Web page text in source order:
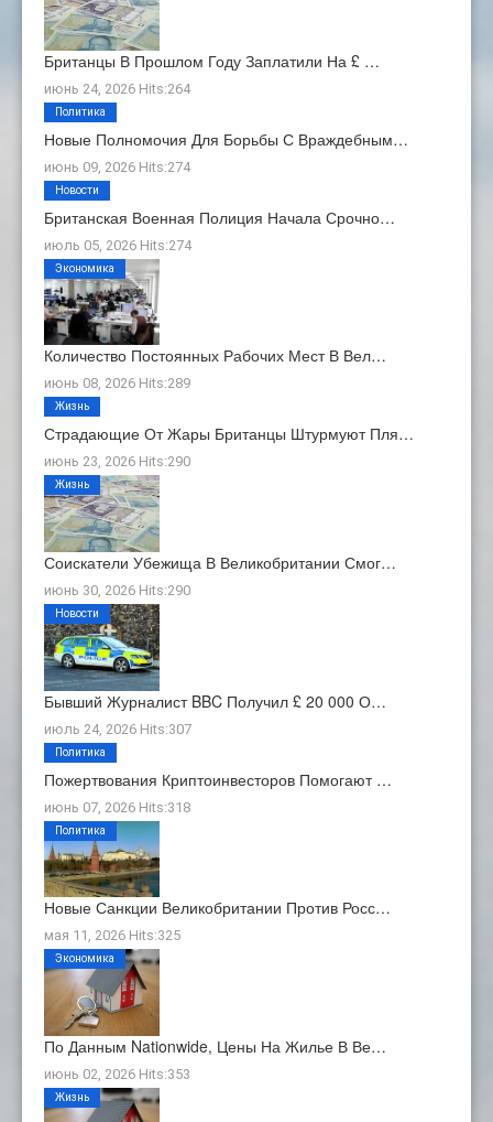
Британцы В Прошлом Году Заплатили На £ …
июнь 24, 2026 Hits:264
Новые Полномочия Для Борьбы С Враждебным…
июнь 09, 2026 Hits:274
Политика
Британская Военная Полиция Начала Срочно…
июль 05, 2026 Hits:274
Новости
Количество Постоянных Рабочих Мест В Вел…
июнь 08, 2026 Hits:289
Экономика
Страдающие От Жары Британцы Штурмуют Пля…
июнь 23, 2026 Hits:290
Жизнь
Соискатели Убежища В Великобритании Смог…
июнь 30, 2026 Hits:290
Жизнь
Бывший Журналист BBC Получил £ 20 000 О…
июль 24, 2026 Hits:307
Новости
Пожертвования Криптоинвесторов Помогают …
июнь 07, 2026 Hits:318
Политика
Новые Санкции Великобритании Против Росс…
мая 11, 2026 Hits:325
Политика
По Данным Nationwide, Цены На Жилье В Ве…
июнь 02, 2026 Hits:353
Экономика
Жизнь